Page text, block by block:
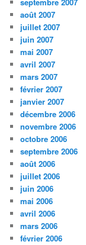
août 2007
juillet 2007
juin 2007
mai 2007
avril 2007
mars 2007
février 2007
janvier 2007
décembre 2006
novembre 2006
octobre 2006
septembre 2006
août 2006
juillet 2006
juin 2006
mai 2006
avril 2006
mars 2006
février 2006